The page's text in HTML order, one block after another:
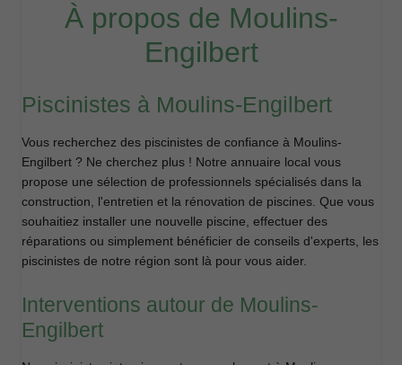
À propos de Moulins-
Engilbert
Piscinistes à Moulins-Engilbert
Vous recherchez des piscinistes de confiance à Moulins-
Engilbert ? Ne cherchez plus ! Notre annuaire local vous
propose une sélection de professionnels spécialisés dans la
construction, l'entretien et la rénovation de piscines. Que vous
souhaitiez installer une nouvelle piscine, effectuer des
réparations ou simplement bénéficier de conseils d'experts, les
piscinistes de notre région sont là pour vous aider.
Interventions autour de Moulins-
Engilbert